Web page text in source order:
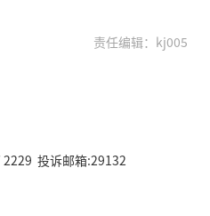
责任编辑：kj005
投诉邮箱:29132